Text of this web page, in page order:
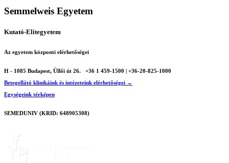
Semmelweis Egyetem
Kutató-Elitegyetem
Az egyetem központi elérhetőségei
H - 1085 Budapest, Üllői út 26.
+36 1 459-1500 | +36-20-825-1000
Betegellátó klinikáink és intézeteink elérhetőségei →
Egységeink térképen
SEMEDUNIV (KRID: 648905308)